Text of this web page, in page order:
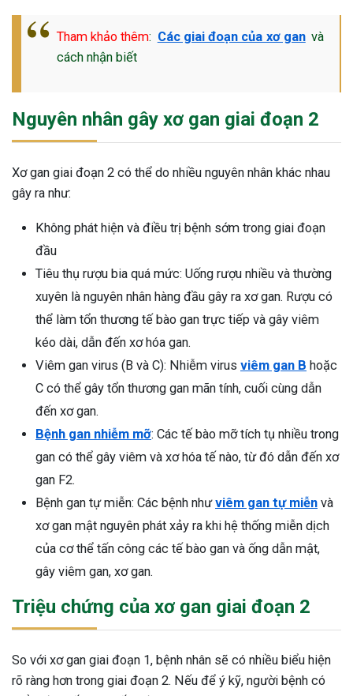
Thông Tin Cần Biết
sau sinh là tình trạng viêm da
phổ biến, khiến đôi bàn tay,
của chị em trở nên khô...
Tham khảo thêm: Các giai đoạn của xơ gan và
cách nhận biết
Nguyên nhân gây xơ gan giai đoạn 2
Xơ gan giai đoạn 2 có thể do nhiều nguyên nhân khác nhau
gây ra như:
Không phát hiện và điều trị bệnh sớm trong giai đoạn
đầu
Tiêu thụ rượu bia quá mức: Uống rượu nhiều và thường
xuyên là nguyên nhân hàng đầu gây ra xơ gan. Rượu có
thể làm tổn thương tế bào gan trực tiếp và gây viêm
kéo dài, dẫn đến xơ hóa gan.
Viêm gan virus (B và C): Nhiễm virus viêm gan B hoặc
C có thể gây tổn thương gan mãn tính, cuối cùng dẫn
đến xơ gan.
Bệnh gan nhiễm mỡ: Các tế bào mỡ tích tụ nhiều trong
gan có thể gây viêm và xơ hóa tế nào, từ đó dẫn đến xơ
gan F2.
Bệnh gan tự miễn: Các bệnh nhưviêm gan tự miễn và
xơ gan mật nguyên phát xảy ra khi hệ thống miễn dịch
của cơ thể tấn công các tế bào gan và ống dẫn mật,
gây viêm gan, xơ gan.
Triệu chứng của xơ gan giai đoạn 2
So với xơ gan giai đoạn 1, bệnh nhân sẽ có nhiều biểu hiện
rõ ràng hơn trong giai đoạn 2. Nếu để ý kỹ, người bệnh có